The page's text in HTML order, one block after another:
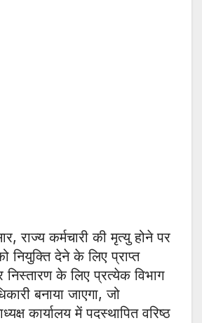
राज्य कर्मचारी की मृत्यु होने पर
देने के लिए प्राप्त
के लिए प्रत्येक विभाग
बनाया जाएगा, जो
कार्यालय में पदस्थापित वरिष्ठ